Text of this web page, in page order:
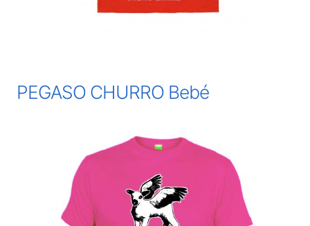
PEGASO CHURRO Bebé